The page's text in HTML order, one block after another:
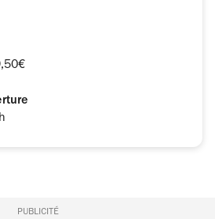
PUBLICITÉ